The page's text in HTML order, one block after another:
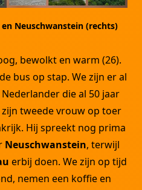
Neuschwanstein (rechts)
bewolkt en warm (26).
bus op stap. We zijn er al
die al 50 jaar
tweede vrouw op toer
Hij spreekt nog prima
Neuschwanstein, terwijl
erbij doen. We zijn op tijd
nemen een koffie en